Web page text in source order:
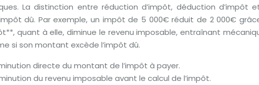
La distinction entre réduction d’impôt, déduction d’impôt
dû. Par exemple, un impôt de 5 000€ réduit de 2 000€
quant à elle, diminue le revenu imposable, entraînant
si son montant excède l’impôt dû.
directe du montant de l’impôt à payer.
du revenu imposable avant le calcul de l’impôt.